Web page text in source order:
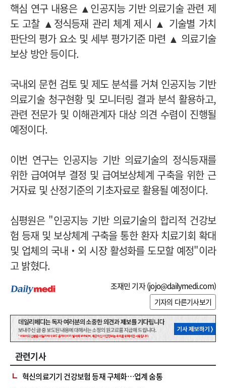
핵심 연구 내용은 ▲인공지능 기반 의료기술 관련 제
도 고찰 ▲정식등재 관리 체계 제시 ▲ 기술별 가치
판단의 평가 요소 및 세부 평가기준 마련 ▲ 의료기술
보상 방안 등이다.
국내외 문헌 검토 및 제도 분석를 거쳐 인공지능 기반
의료기술 청구현황 및 모니터링 결과 분석 활용하고,
관련 전문가 및 이해관계자 대상 의견 수렴이 진행될
예정이다.
이번 연구는 인공지능 기반 의료기술의 정식등재를
위한 급여여부 결정 및 급여보상체계 구축을 위한 근
거자료 및 산정기준의 기초자료로 활용될 예정이다.
심평원은 "인공지능 기반 의료기술의 합리적 건강보
험 등재 및 보상체계 구축을 통한 환자 치료기회 확대
및 업체의 국내‧외 시장 활성화를 도모할 예정"이라
고 밝혔다.
조재민 기자 (jojo@dailymedi.com)
기자의 다른기사보기
관련기사
혁신의료기기 건강보험 등재 구체화…업계 숨통